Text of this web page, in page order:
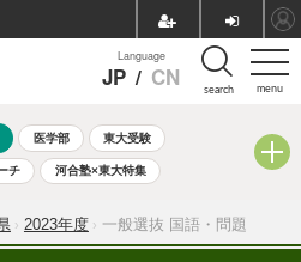
menu
Language
JP / CN search
医学部 東大受験
チ 河合塾×東大特集
学校説明会・相談会
2023年度 一般選抜 国語・問題